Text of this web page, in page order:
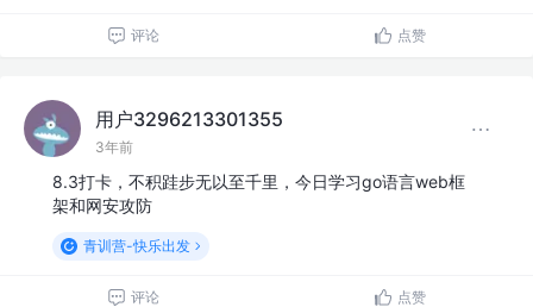
评论 点赞
用户3296213301355
3年前
8.3打卡，不积跬步无以至千里，今日学习go语言web框
架和网安攻防
青训营-快乐出发
评论 点赞